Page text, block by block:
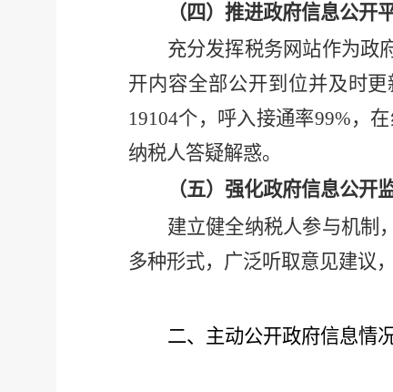
（四）推进政府信息公开
充分发挥税务网站作为政
开内容全部公开到位并及时更
19104个，呼入接通率99%，
纳税人答疑解惑。
（五）强化政府信息公开
建立健全纳税人参与机制
多种形式，广泛听取意见建议
二、主动公开政府信息情